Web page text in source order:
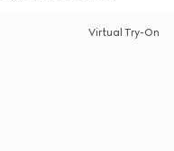
Virtual Try-On